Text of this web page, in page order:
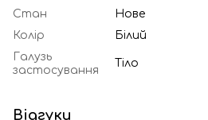
Стан
Нове
Колір
Білий
Галузь
застосування
Тіло
Відгуки